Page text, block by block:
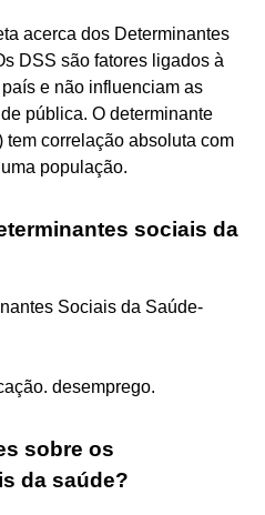
acerca dos Determinantes
DSS são fatores ligados à
e não influenciam as
pública. O determinante
correlação absoluta com
população.
sociais da
Sociais da Saúde-
desemprego.
sobre os
da saúde?